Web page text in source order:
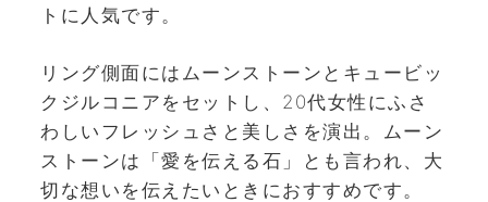
トに人気です。
リング側面にはムーンストーンとキュービッ
クジルコニアをセットし、20代女性にふさ
わしいフレッシュさと美しさを演出。ムーン
ストーンは「愛を伝える石」とも言われ、大
切な想いを伝えたいときにおすすめです。